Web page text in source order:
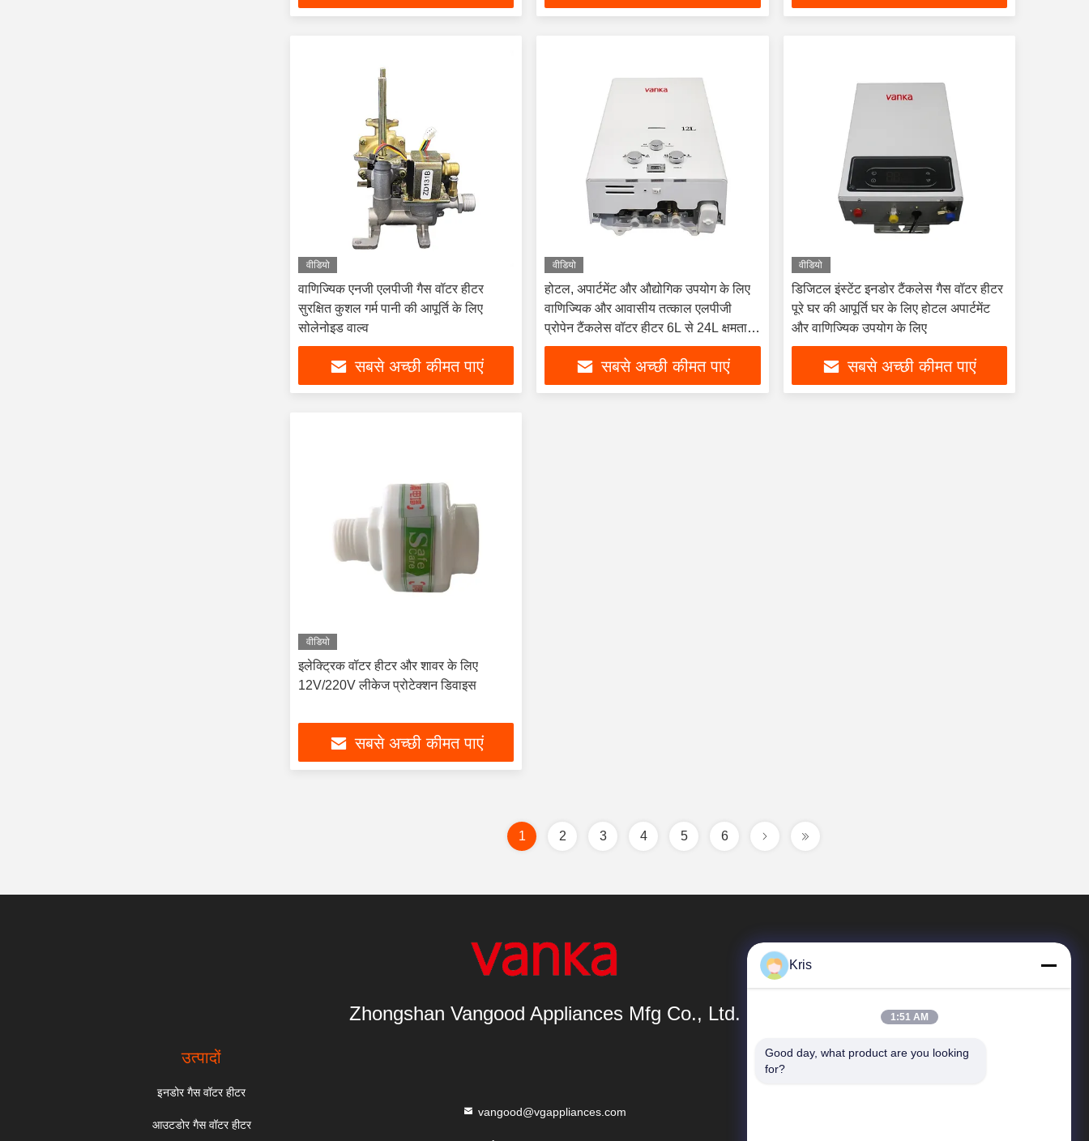
वीडियो
वाणिज्यिक एनजी एलपीजी गैस वॉटर हीटर
सुरक्षित कुशल गर्म पानी की आपूर्ति के लिए
सोलेनोइड वाल्व
सबसे अच्छी कीमत पाएं
वीडियो
होटल, अपार्टमेंट और औद्योगिक उपयोग के लिए
वाणिज्यिक और आवासीय तत्काल एलपीजी
प्रोपेन टैंकलेस वॉटर हीटर 6L से 24L क्षमता
रेंज
सबसे अच्छी कीमत पाएं
वीडियो
डिजिटल इंस्टेंट इनडोर टैंकलेस गैस वॉटर हीटर
पूरे घर की आपूर्ति घर के लिए होटल अपार्टमेंट
और वाणिज्यिक उपयोग के लिए
सबसे अच्छी कीमत पाएं
वीडियो
इलेक्ट्रिक वॉटर हीटर और शावर के लिए
12V/220V लीकेज प्रोटेक्शन डिवाइस
सबसे अच्छी कीमत पाएं
1 2 3 4 5 6
Zhongshan Vangood Appliances Mfg Co., Ltd.
उत्पादों
इनडोर गैस वॉटर हीटर
आउटडोर गैस वॉटर हीटर
vangood@vgappliances.com
त्वरित सम्पक
Kris
1:51 AM
Good day, what product are you looking
for?